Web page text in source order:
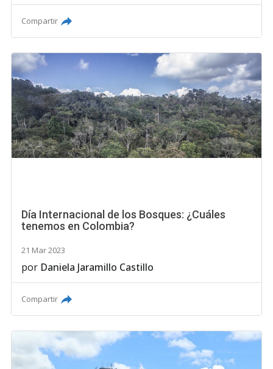
Compartir
Día Internacional de los Bosques: ¿Cuáles
tenemos en Colombia?
21 Mar 2023
por Daniela Jaramillo Castillo
Compartir